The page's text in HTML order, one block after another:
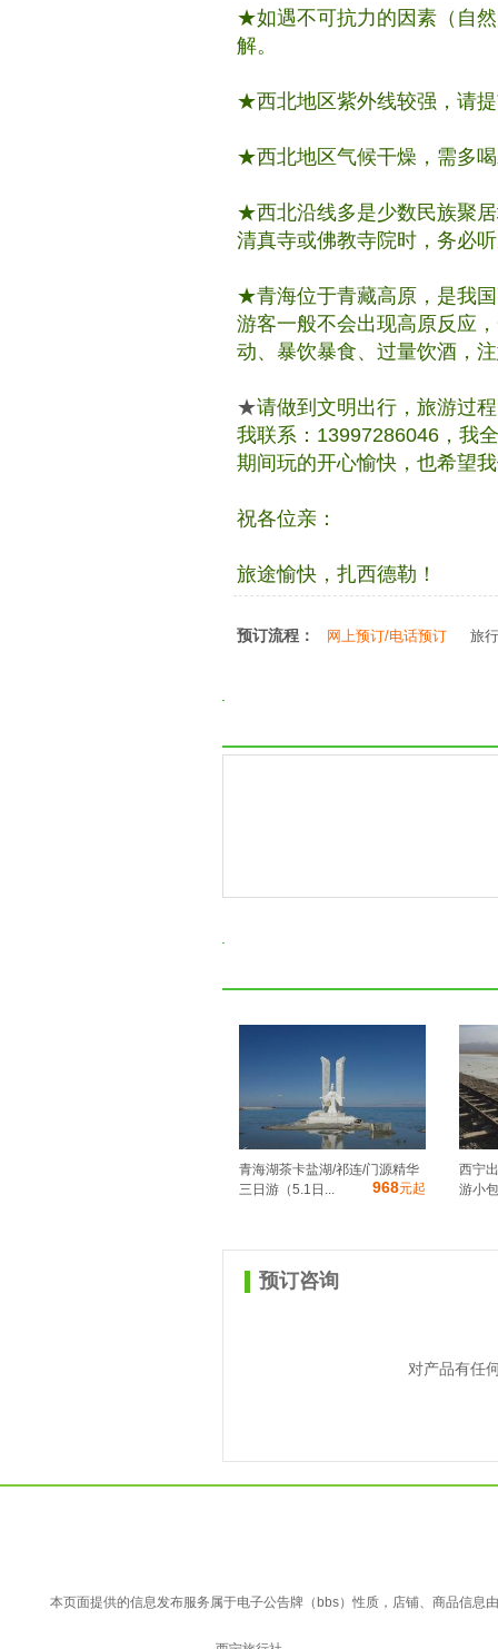
★如遇不可抗力的因素（自
解。
★西北地区紫外线较强，请
★西北地区气候干燥，需多
★西北沿线多是少数民族聚
清真寺或佛教寺院时，务必
★青海位于青藏高原，是我
游客一般不会出现高原反应
动、暴饮暴食、过量饮酒，
★请做到文明出行，旅游过
我联系：13997286046，我
期间玩的开心愉快，也希望
祝各位亲：
旅途愉快，扎西德勒！
预订流程： 网上预订/电话预订 旅
青海湖茶卡盐湖/祁连/门源精华
三日游（5.1日...
968元起
西宁
游小
预订咨询
对产品有任
本页面提供的信息发布服务属于电子公告牌（bbs）性质，店铺、商品信